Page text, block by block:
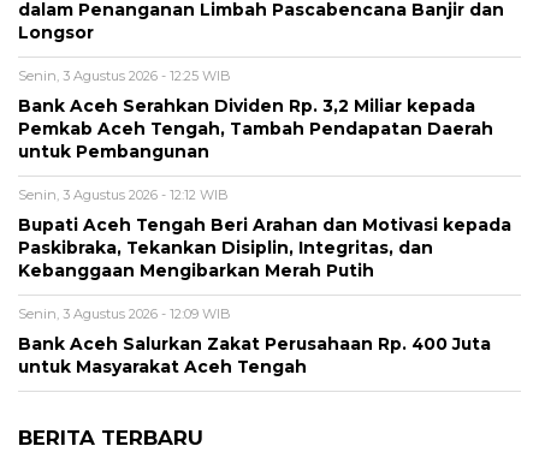
dalam Penanganan Limbah Pascabencana Banjir dan
Longsor
Senin, 3 Agustus 2026 - 12:25 WIB
Bank Aceh Serahkan Dividen Rp. 3,2 Miliar kepada
Pemkab Aceh Tengah, Tambah Pendapatan Daerah
untuk Pembangunan
Senin, 3 Agustus 2026 - 12:12 WIB
Bupati Aceh Tengah Beri Arahan dan Motivasi kepada
Paskibraka, Tekankan Disiplin, Integritas, dan
Kebanggaan Mengibarkan Merah Putih
Senin, 3 Agustus 2026 - 12:09 WIB
Bank Aceh Salurkan Zakat Perusahaan Rp. 400 Juta
untuk Masyarakat Aceh Tengah
BERITA TERBARU